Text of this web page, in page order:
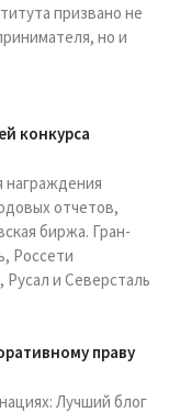
призвано не
но и
конкурса
награждения
отчетов,
биржа. Гран-
Россети
и Северсталь
праву
Лучший блог